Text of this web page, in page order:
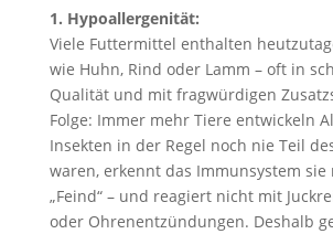
1. Hypoallergenität:
Viele Futtermittel enthalten
wie Huhn, Rind oder Lamm – oft in
Qualität und mit fragwürdigen
Folge: Immer mehr Tiere entwickeln
Insekten in der Regel noch nie Teil
waren, erkennt das Immunsystem sie
„Feind“ – und reagiert nicht mit
oder Ohrenentzündungen. Deshalb